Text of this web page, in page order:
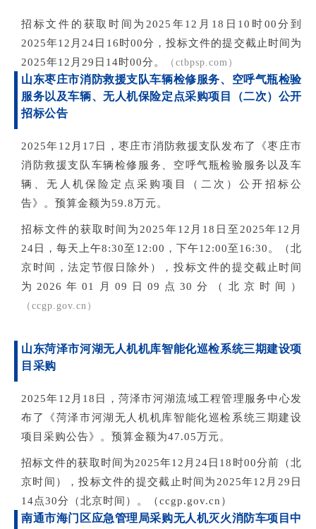
招标文件的获取时间为2025年12月18日10时00分到
2025年12月24日16时00分，投标文件的提交截止时间为
2025年12月29日14时00分。
（ctbpsp.com）
山东枣庄市消防救援支队车辆检修服务、空呼气瓶检验
服务以及车辆、无人机保险定点采购项目（二次）公开
招标公告
2025年12月17日 ， 枣庄市消防救援支队 发布了
《枣庄市
消防救援支队车辆检修服务、空呼气瓶检验服务以及车
辆、无人机保险定点采购项目（二次）公开招标公
告》。预算金额为59.8万元。
招标文件的获取时间为2025年12月18日至2025年12月
24日，每天上午8:30至12:00，下午12:00至16:30。（北
京时间，法定节假日除外），投标文件的提交截止时间
为2026年01月09日09点30分（北京时间）
（ccgp.gov.cn）
山东菏泽市河湖无人机机库智能化巡检系统三期建设项
目采购
2025年12月18日
，菏泽市河湖流域工程管理服务中心发
布了
《菏泽市河湖无人机机库智能化巡检系统三期建设
项目采购公告》。预算金额为47.05万元。
招标文件的获取时间为2025年12月24日18时00分前（北
京时间），投标文件的提交截止时间为2025年12月29日
14点30分（北京时间）。（ccgp.gov.cn）
南通市海门区应急管理局采购无人机灭火消防车项目中